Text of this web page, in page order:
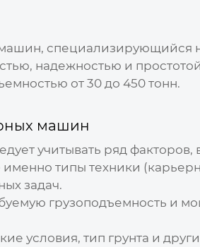
, специализирующийся
надежностью и
от 30 до 450 тонн.
машин
учитывать ряд факторов,
типы техники
задач.
грузоподъемность и
условия, тип грунта и